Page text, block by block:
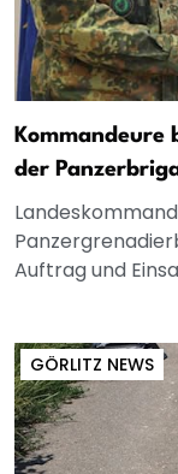
der
Auftrag und
GÖRLITZ NEWS